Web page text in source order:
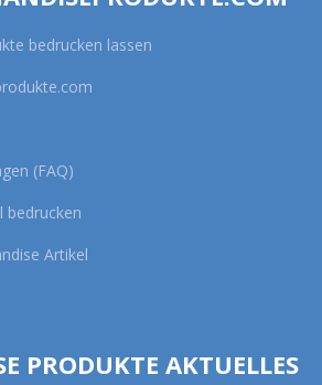
bedrucken lassen
(FAQ)
bedrucken
Artikel
PRODUKTE AKTUELLES